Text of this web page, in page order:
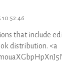
10:52:46
that include
distribution. <a